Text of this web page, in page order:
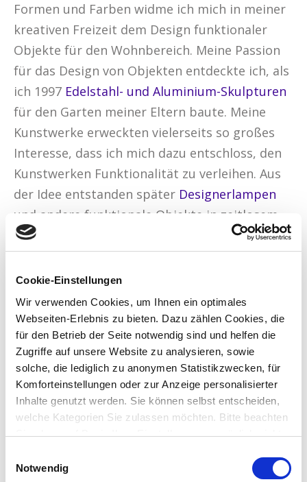
Cookie-Einstellungen
Wir verwenden Cookies, um Ihnen ein optimales
Webseiten-Erlebnis zu bieten. Dazu zählen Cookies, die
für den Betrieb der Seite notwendig sind und helfen die
Zugriffe auf unsere Website zu analysieren, sowie
solche, die lediglich zu anonymen Statistikzwecken, für
Komforteinstellungen oder zur Anzeige personalisierter
Inhalte genutzt werden. Sie können selbst entscheiden,
welche Kategorien Sie zulassen möchten. Bitte beachten
Sie, dass auf Basis Ihrer Einstellungen womöglich nicht
stehen. Sie geben Einwilligung zu unseren Cookies,
Notwendig
Formen und Farben widme ich mich in meiner
kreativen Freizeit dem Design funktionaler
Objekte für den Wohnbereich. Meine Passion
für das Design von Objekten entdeckte ich, als
ich 1997 Edelstahl- und Aluminium-Skulpturen
für den Garten meiner Eltern baute. Meine
Kunstwerke erweckten vielerseits so großes
Interesse, dass ich mich dazu entschloss, den
Kunstwerken Funktionalität zu verleihen. Aus
der Idee entstanden später Designerlampen
und andere funktionale Objekte in zeitlosem
Design.
Ausbildung und Beruf
Meine berufliche Laufbahn begann ich
klassisch mit einer Ausbildung zum
Werbekaufmann. Im Anschluß an meine
Ausbildung habe ich einige Jahre in den USA, in
Columbus, Ohio, gelebt. Dort arbeitete ich als
Management-Assistant eines
Werbemittelunternehmens im Bereich Direkt-